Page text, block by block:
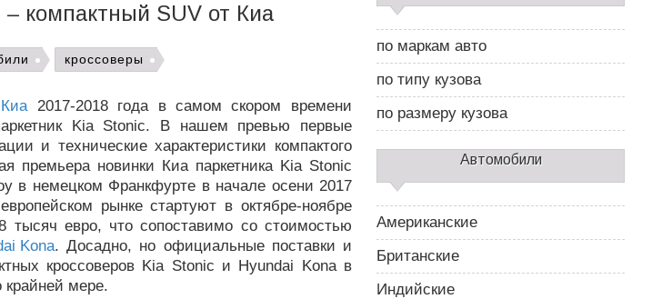
– компактный SUV от Киа
кроссоверы
Киа2017-2018 года в самом скором времени
Kia Stonic. В нашем превью первые
и технические характеристики компактого
премьера новинки Киа паркетника Kia Stonic
в немецком Франкфурте в начале осени 2017
рынке стартуют в октябре-ноябре
тысяч евро, что сопоставимо со стоимостью
Kona. Досадно, но официальные поставки и
кроссоверов Kia Stonic и Hyundai Kona в
крайней мере.
д
б
а
р
2
по маркам авто
по типу кузова
по размеру кузова
Автомобили
Американские
Британские
Индийские